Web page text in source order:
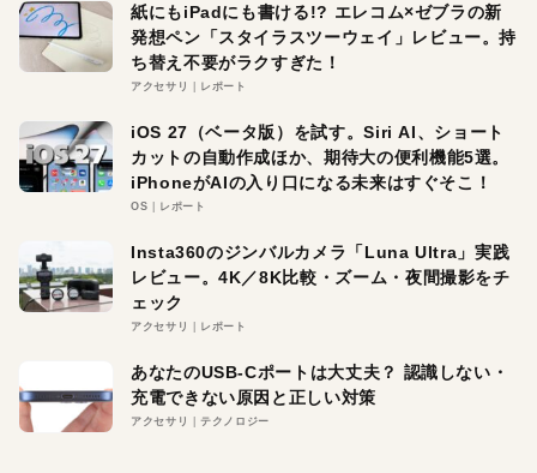
紙にもiPadにも書ける!? エレコム×ゼブラの新
発想ペン「スタイラスツーウェイ」レビュー。持
ち替え不要がラクすぎた！
アクセサリ レポート
iOS 27（ベータ版）を試す。Siri AI、ショート
カットの自動作成ほか、期待大の便利機能5選。
iPhoneがAIの入り口になる未来はすぐそこ！
OS レポート
Insta360のジンバルカメラ「Luna Ultra」実践
レビュー。4K／8K比較・ズーム・夜間撮影をチ
ェック
アクセサリ レポート
あなたのUSB-Cポートは大丈夫？ 認識しない・
充電できない原因と正しい対策
アクセサリ テクノロジー